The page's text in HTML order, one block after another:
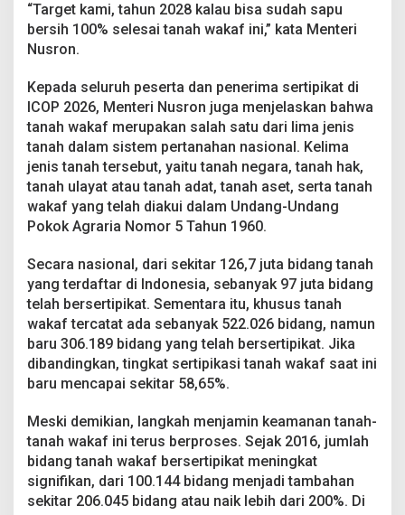
n
“Target kami, tahun 2028 kalau bisa sudah sapu
bersih 100% selesai tanah wakaf ini,” kata Menteri
Nusron.
Kepada seluruh peserta dan penerima sertipikat di
ICOP 2026, Menteri Nusron juga menjelaskan bahwa
tanah wakaf merupakan salah satu dari lima jenis
tanah dalam sistem pertanahan nasional. Kelima
jenis tanah tersebut, yaitu tanah negara, tanah hak,
tanah ulayat atau tanah adat, tanah aset, serta tanah
wakaf yang telah diakui dalam Undang-Undang
Pokok Agraria Nomor 5 Tahun 1960.
Secara nasional, dari sekitar 126,7 juta bidang tanah
yang terdaftar di Indonesia, sebanyak 97 juta bidang
telah bersertipikat. Sementara itu, khusus tanah
wakaf tercatat ada sebanyak 522.026 bidang, namun
baru 306.189 bidang yang telah bersertipikat. Jika
dibandingkan, tingkat sertipikasi tanah wakaf saat ini
baru mencapai sekitar 58,65%.
Meski demikian, langkah menjamin keamanan tanah-
tanah wakaf ini terus berproses. Sejak 2016, jumlah
bidang tanah wakaf bersertipikat meningkat
signifikan, dari 100.144 bidang menjadi tambahan
sekitar 206.045 bidang atau naik lebih dari 200%. Di